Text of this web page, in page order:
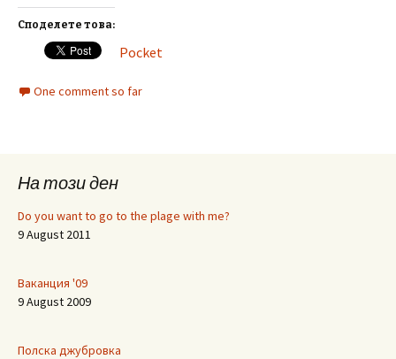
Споделете това:
Pocket
One comment so far
На този ден
Do you want to go to the plage with me?
9 August 2011
Ваканция '09
9 August 2009
Полска джубровка